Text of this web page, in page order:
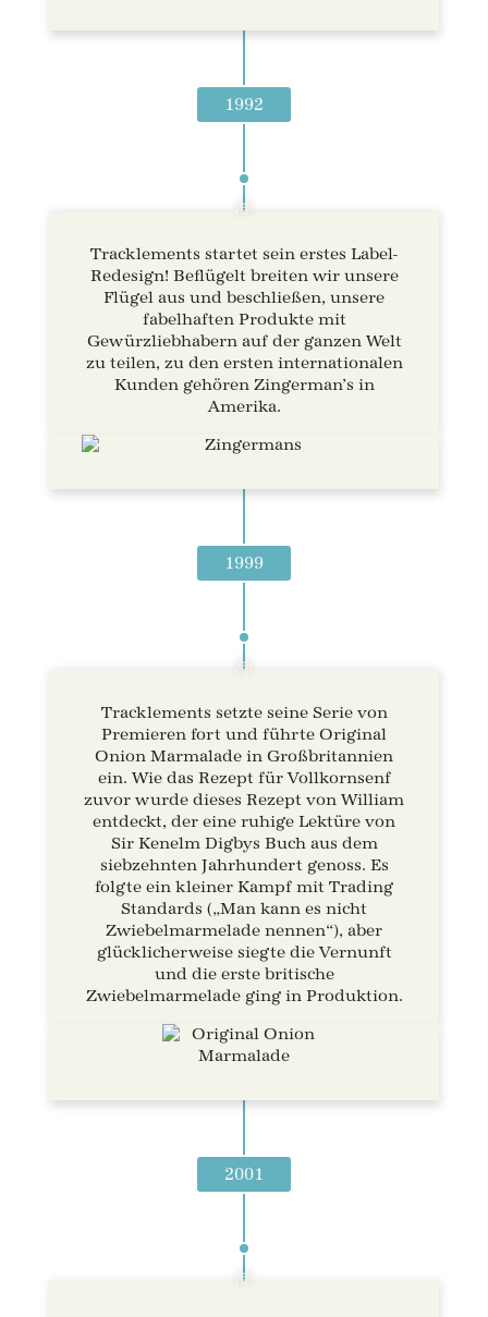
1992
Tracklements startet sein erstes Label-
Redesign! Beflügelt breiten wir unsere
Flügel aus und beschließen, unsere
fabelhaften Produkte mit
Gewürzliebhabern auf der ganzen Welt
zu teilen, zu den ersten internationalen
Kunden gehören Zingerman’s in
Amerika.
1999
Tracklements setzte seine Serie von
Premieren fort und führte Original
Onion Marmalade in Großbritannien
ein. Wie das Rezept für Vollkornsenf
zuvor wurde dieses Rezept von William
entdeckt, der eine ruhige Lektüre von
Sir Kenelm Digbys Buch aus dem
siebzehnten Jahrhundert genoss. Es
folgte ein kleiner Kampf mit Trading
Standards („Man kann es nicht
Zwiebelmarmelade nennen“), aber
glücklicherweise siegte die Vernunft
und die erste britische
Zwiebelmarmelade ging in Produktion.
2001